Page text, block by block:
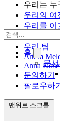
홈
문서
우리는 누
우리의 여
우리를 이
우리의 영
우리 팀
Artem
Anna
문의하기
팔로우하기
맨위로 스크롤